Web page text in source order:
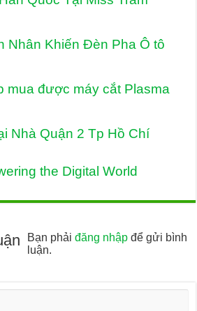
Nhân Khiến Đèn Pha Ô tô
mua được máy cắt Plasma
Nhà Quận 2 Tp Hồ Chí
the Digital World
Bạn phảiđăng nhập để gửi bình
luận.